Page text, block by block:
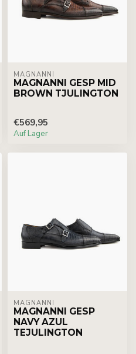
MAGNANNI
MAGNANNI GESP MID
BROWN TJULINGTON
€569,95
Auf Lager
MAGNANNI
MAGNANNI GESP
NAVY AZUL
TEJULINGTON